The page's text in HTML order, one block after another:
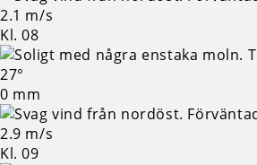
2.1 m/s
Kl. 08
27°
0 mm
2.9 m/s
Kl. 09